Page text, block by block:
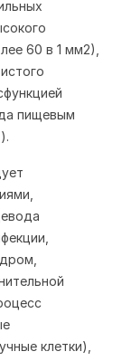
60 в 1 мм2),
пищевым
клетки),